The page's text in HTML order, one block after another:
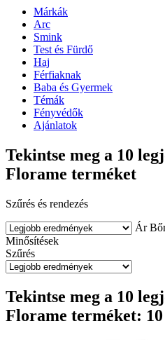
Márkák
Arc
Smink
Test és Fürdő
Haj
Férfiaknak
Baba és Gyermek
Témák
Fényvédők
Ajánlatok
Tekintse meg a 10
Florame terméket
Szűrés és rendezés
Ár
Minősítések
Szűrés
Tekintse meg a 10
Florame terméket: